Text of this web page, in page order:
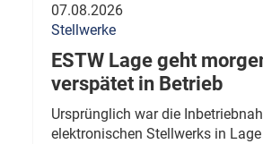
07.08.2026
Stellwerke
ESTW Lage geht
verspätet in Betrieb
Ursprünglich war die
elektronischen Stellwerks in